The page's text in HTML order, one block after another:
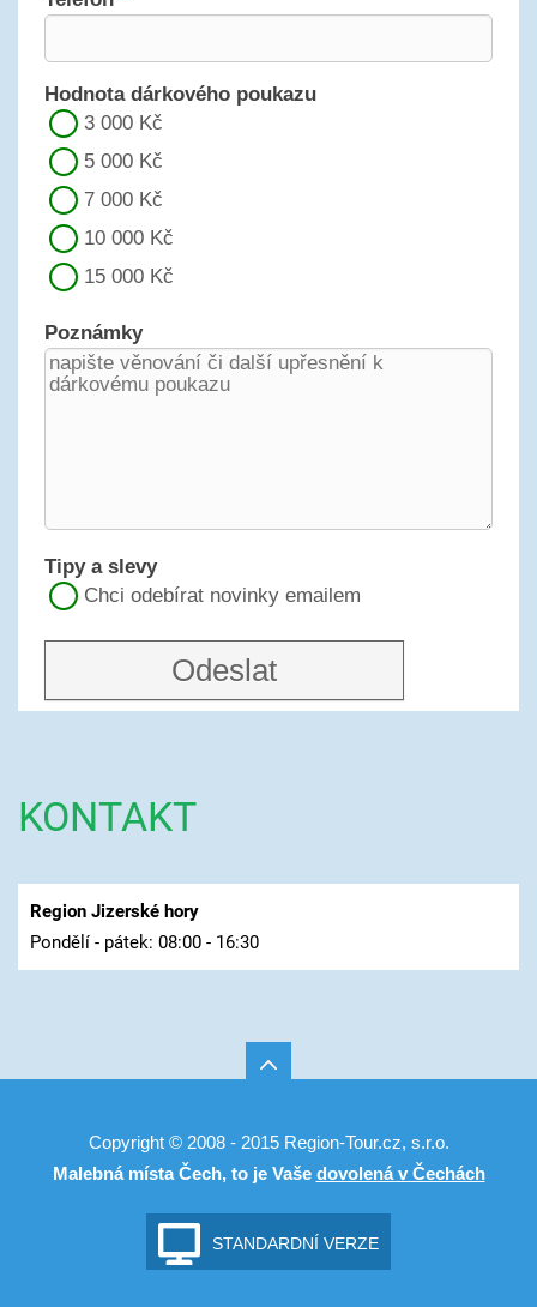
KONTAKT
Region Jizerské hory
Pondělí - pátek: 08:00 - 16:30
Copyright © 2008 - 2015 Region-Tour.cz, s.r.o.
Malebná místa Čech, to je Vaše dovolená v Čechách
STANDARDNÍ VERZE